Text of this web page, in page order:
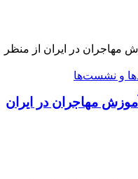
و نشست‌ها
مهاجران در ایران